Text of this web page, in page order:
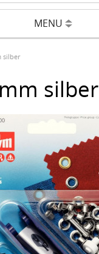
MENU
silber
silber